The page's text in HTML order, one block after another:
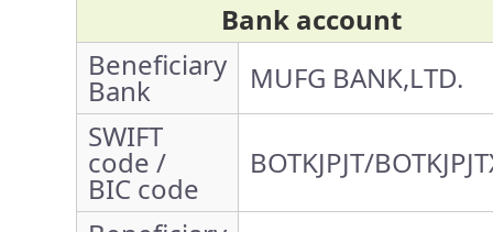
Bank account
Beneficiary
Bank
MUFG BANK,LTD.
SWIFT
code /
BIC code
BOTKJPJT/